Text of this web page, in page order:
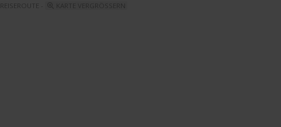
REISEROUTE -